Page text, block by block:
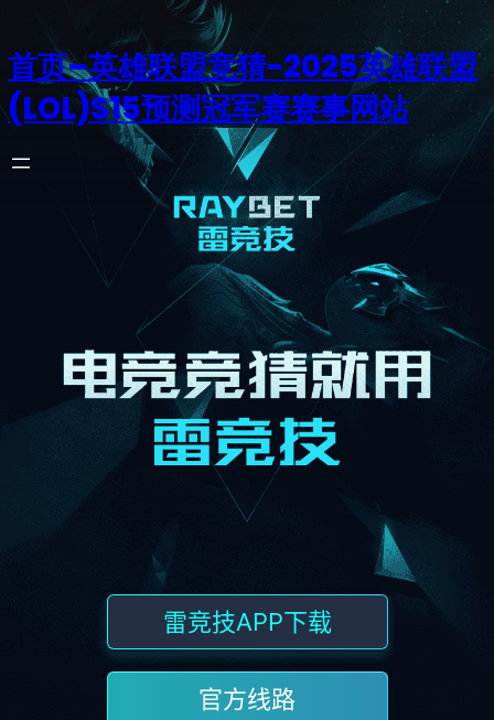
首页–英雄联盟竞猜-2025英雄联盟
(LOL)S15预测冠军赛赛事网站